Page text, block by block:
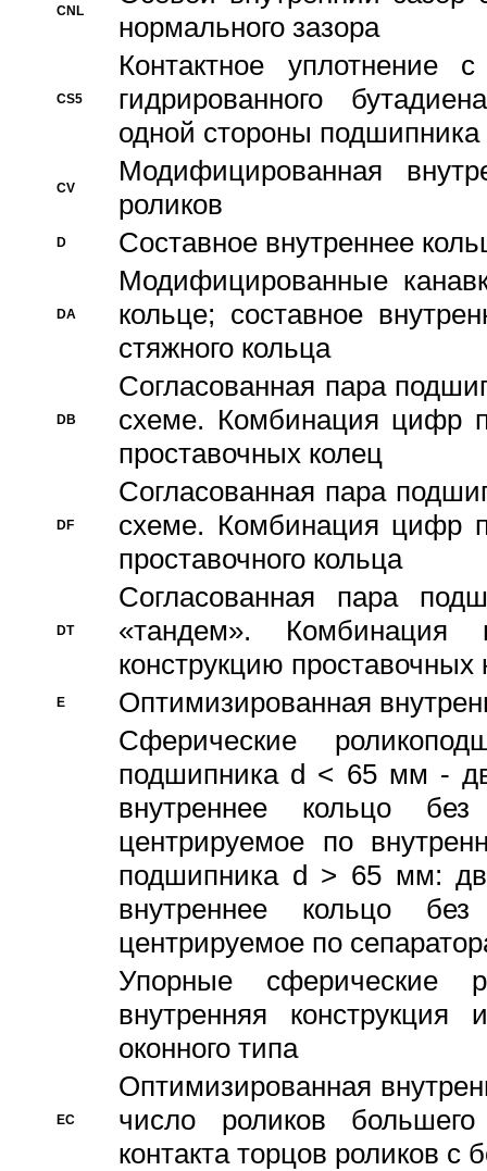
CNL
нормального зазора
CS5
Контактное уплотнение
гидрированного
одной стороны подшипника
CV
Модифицированная
роликов
D Составное внутреннее
DA
Модифицированные
кольце; составное
стяжного кольца
DB
Согласованная пара
схеме. Комбинация цифр
проставочных колец
DF
Согласованная пара
схеме. Комбинация цифр
проставочного кольца
DT
Согласованная пара
«тандем».
конструкцию проставочных
E
Оптимизированная
Сферические
подшипника d < 65 мм -
внутреннее кольцо
центрируемое по
подшипника d > 65 мм:
внутреннее кольцо
центрируемое по
Упорные сферические
внутренняя
оконного типа
EC
Oптимизированная
число роликов
контакта торцов роликов с